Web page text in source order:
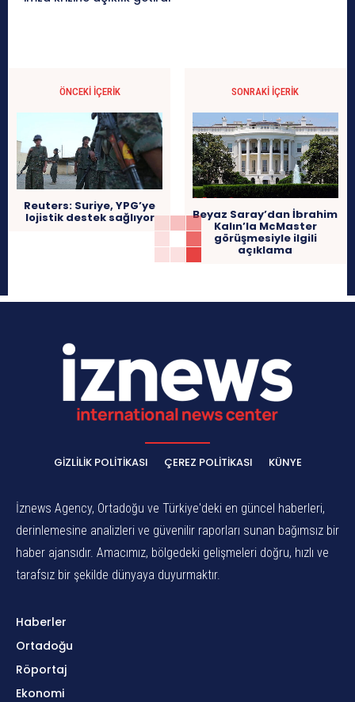
ÖNCEKI İÇERIK
Reuters: Suriye, YPG’ye
lojistik destek sağlıyor
SONRAKI İÇERIK
Beyaz Saray’dan İbrahim
Kalın’la McMaster
görüşmesiyle ilgili
açıklama
GIZLILIK POLITIKASI ÇEREZ POLITIKASI KÜNYE
İznews Agency, Ortadoğu ve Türkiye'deki en güncel haberleri,
derinlemesine analizleri ve güvenilir raporları sunan bağımsız bir
haber ajansıdır. Amacımız, bölgedeki gelişmeleri doğru, hızlı ve
tarafsız bir şekilde dünyaya duyurmaktır.
Haberler
Ortadoğu
Röportaj
Ekonomi